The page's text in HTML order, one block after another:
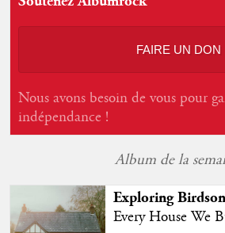
FAIRE UN DON
Nous avons besoin de vous pour
indépendance !
Album de la
Exploring
Every House We